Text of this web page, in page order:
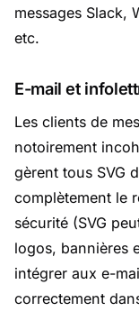
messages Slack,
etc.
E-mail et
Les clients de
notoirement
gèrent tous SVG
complètement le
sécurité (SVG
logos, bannières
intégrer aux e-
correctement